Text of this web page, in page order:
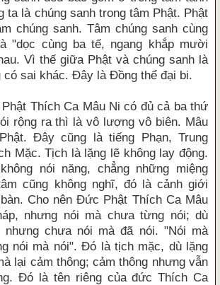
ta là chúng sanh trong tâm Phật. Phật
chúng sanh. Tâm chúng sanh cùng
"dọc cùng ba tế, ngang khắp mười
Vì thế giữa Phật và chúng sanh là
có sai khác. Đây là Đồng thể đại bi.
Phật Thích Ca Mâu Ni có đủ cả ba thứ
rộng ra thì là vô lượng vô biên. Mâu
Đây cũng là tiếng Phạn, Trung
Mặc. Tịch là lặng lẽ không lay động.
nói năng, chẳng những miệng
cũng không nghĩ, đó là cảnh giới
Cho nên Đức Phật Thích Ca Mâu
nhưng nói mà chưa từng nói; dù
nhưng chưa nói mà đã nói. "Nói mà
nói mà nói". Đó là tịch mặc, dù lặng
lại cảm thông; cảm thông nhưng vẫn
Đó là tên riêng của đức Thích Ca